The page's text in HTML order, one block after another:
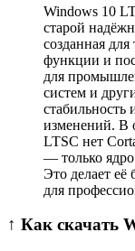
Windows 10
старой
созданная
функции и
для
систем и
стабильность
изменений. В
LTSC нет
— только
Это делает её
для
↑ Как скачать